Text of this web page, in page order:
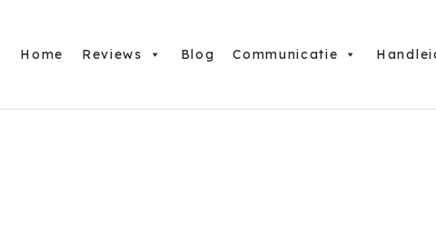
Home Blog Communicatie
Reviews